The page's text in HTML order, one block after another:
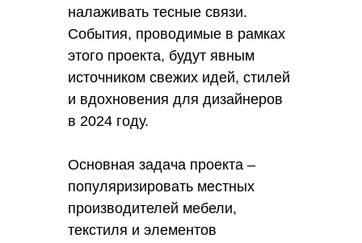
налаживать тесные связи.
События, проводимые в рамках
этого проекта, будут явным
источником свежих идей, стилей
и вдохновения для дизайнеров
в 2024 году.
Основная задача проекта –
популяризировать местных
производителей мебели,
текстиля и элементов